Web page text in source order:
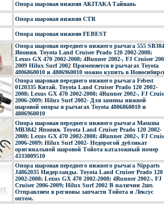
Опора шаровая нижняя AKITAKA Тайвань
Опора шаровая нижняя CTR
Опора шаровая нижняя FEBEST
Опора шаровая переднего нижнего рычага 555
Япония. Toyota Land Cruiser Prado 120 2002-2008;
Lexus GX 470 2002-2008; 4Runner 2002-, FJ Cruiser
2009 Hilux Surf 2002 Применяется в рычагах Toyota
4806860010 и 4806960010 можно купить в
Опора шаровая переднего нижнего рычага Febest
0120335 Китай. Toyota Land Cruiser Prado 120 2002-
2008; Lexus GX 470 2002-2008; 4Runner 2002-, FJ
2006-2009; Hilux Surf 2002- Для замены нижней
шаровой опоры в рычагах Toyota 4806860010 и
4806960010
Опора шаровая переднего нижнего рычага Masuma
MB3842 Япония. Toyota Land Cruiser Prado 120 2002-
2008; Lexus GX 470 2002-2008; 4Runner 2002-, FJ
2006-2009; Hilux Surf 2002- Недорогой дубликат
оригинальной шаровой Тойота каталожный номер
4333009510
Опора шаровая переднего нижнего рычага Nipparts
J4862035 Нидерланды. Toyota Land Cruiser Prado 120
2002-2008; Lexus GX 470 2002-2008; 4Runner 2002-, FJ
Cruiser 2006-2009; Hilux Surf 2002 В наличии 2шт.
Отправляем в регионы запчасти Тойота и Лексус
оптом.